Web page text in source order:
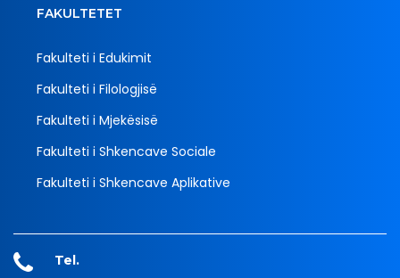
FAKULTETET
Fakulteti i Edukimit
Fakulteti i Filologjisë
Fakulteti i Mjekësisë
Fakulteti i Shkencave Sociale
Fakulteti i Shkencave Aplikative
Tel.